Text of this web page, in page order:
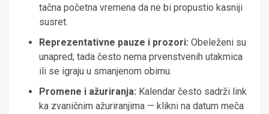
tačna početna vremena da ne bi propustio kasniji
susret.
Reprezentativne pauze i prozori: Obeleženi su
unapred; tada često nema prvenstvenih utakmica
ili se igraju u smanjenom obimu.
Promene i ažuriranja: Kalendar često sadrži link
ka zvaničnim ažuriranjima — klikni na datum meča